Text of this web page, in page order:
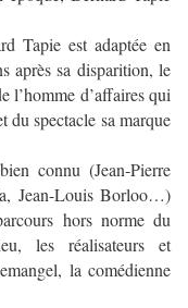
Tapie est adaptée en
après sa disparition, le
l’homme d’affaires qui
du spectacle sa marque
connu (Jean-Pierre
Jean-Louis Borloo…)
hors norme du
les réalisateurs et
la comédienne